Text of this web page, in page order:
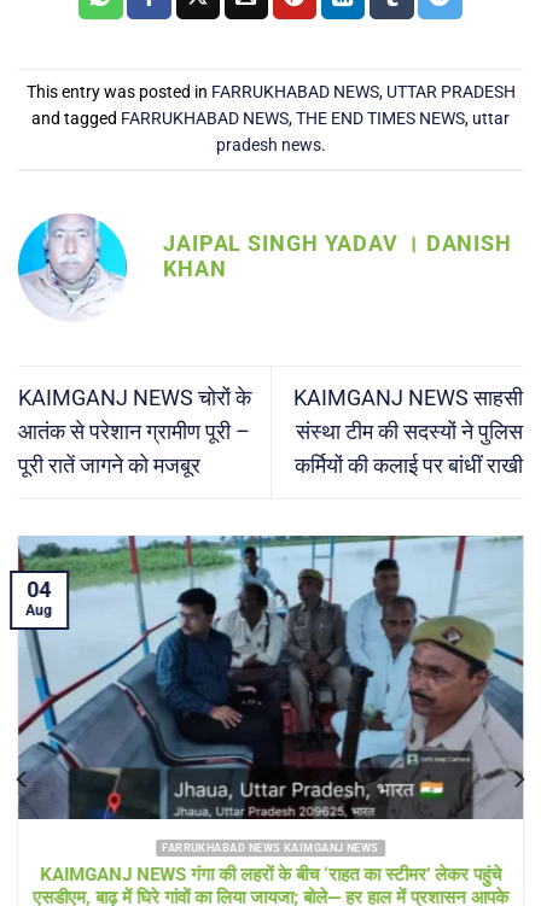
This entry was posted in FARRUKHABAD NEWS, UTTAR PRADESH
and tagged FARRUKHABAD NEWS,THE END TIMES NEWS, uttar
pradesh news.
JAIPAL SINGH YADAV । DANISH
KHAN
KAIMGANJ NEWS चोरों के
आतंक से परेशान ग्रामीण पूरी –
पूरी रातें जागने को मजबूर
KAIMGANJ NEWS साहसी
संस्था टीम की सदस्यों ने पुलिस
कर्मियों की कलाई पर बांधीं राखी
FARRUKHABAD NEWS KAIMGANJ NEWS
KAIMGANJ NEWS गंगा की लहरों के बीच ‘राहत का स्टीमर’ लेकर पहुंचे
एसडीएम, बाढ़ में घिरे गांवों का लिया जायजा; बोले— हर हाल में प्रशासन आपके
04
Aug